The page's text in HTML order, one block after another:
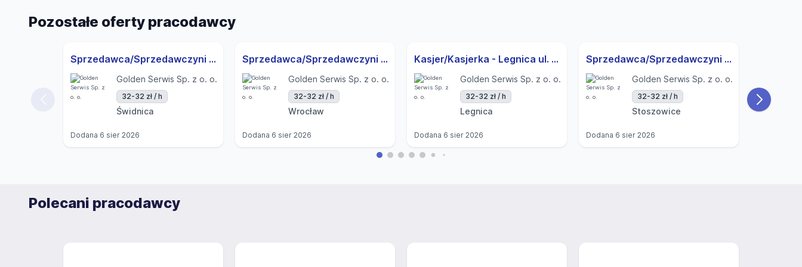
Pozostałe oferty pracodawcy
Sprzedawca/Sprzedawczyni z wykładaniem towaru - Świdnica Ul. K. Wielkiego
Golden Serwis Sp. z o. o.
32-32 zł / h
Świdnica
Dodana 6 sier 2026
Sprzedawca/Sprzedawczyni - Wrocław Ul. Sielska
Golden Serwis Sp. z o. o.
32-32 zł / h
Wrocław
Dodana 6 sier 2026
Kasjer/Kasjerka - Legnica ul. Schumana
Golden Serwis Sp. z o. o.
32-32 zł / h
Legnica
Dodana 6 sier 2026
Sprzedawca/Sprzedawczyni -Stoszowice
Golden Serwis Sp. z o. o.
32-32 zł / h
Stoszowice
Dodana 6 sier 2026
Polecani pracodawcy